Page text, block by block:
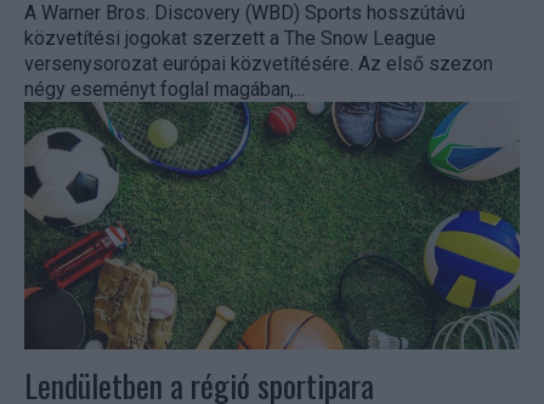
A Warner Bros. Discovery (WBD) Sports hosszútávú
közvetítési jogokat szerzett a The Snow League
versenysorozat európai közvetítésére. Az első szezon
négy eseményt foglal magában,...
Lendületben a régió sportipara